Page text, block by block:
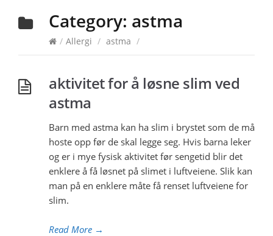
Category: astma
/ Allergi / astma /
aktivitet for å løsne slim ved
astma
Barn med astma kan ha slim i brystet som de må
hoste opp før de skal legge seg. Hvis barna leker
og er i mye fysisk aktivitet før sengetid blir det
enklere å få løsnet på slimet i luftveiene. Slik kan
man på en enklere måte få renset luftveiene for
slim.
Read More →